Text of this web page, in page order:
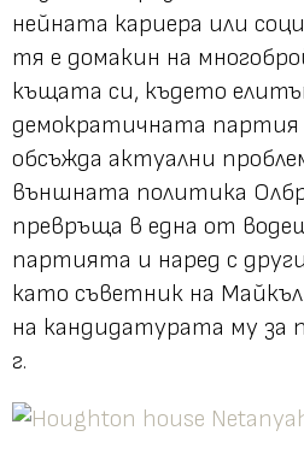
нейната кариера или
тя е домакин на
къщата си, където
демократичната партия
обсъжда актуални
външната политика
превръща в една от
партията и наред с
като съветник на
на кандидатурата му за
г.